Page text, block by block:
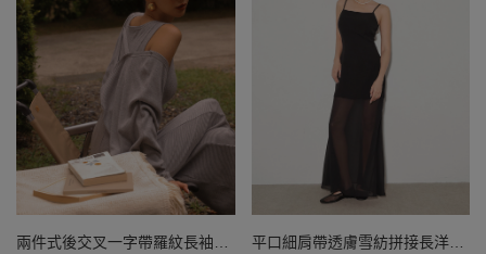
兩件式後交叉一字帶羅紋長袖罩
平口細肩帶透膚雪紡拼接長洋裝